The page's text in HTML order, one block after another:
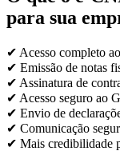
para sua
✔ Acesso completo
✔ Emissão de notas
✔ Assinatura de
✔ Acesso seguro ao
✔ Envio de
✔ Comunicação
✔ Mais credibilidade